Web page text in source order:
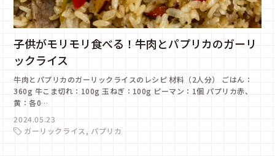
子供がモリモリ食べる！牛肉とパプリカのガーリ
ックライス
牛肉とパプリカのガーリックライスのレシピ 材料（2人分） ごはん：
360g 牛こま切れ：100g 玉ねぎ：100g ピーマン：1個 パプリカ赤、
黄：各0…
2024.05.23
ガーリックライス
パプリカ